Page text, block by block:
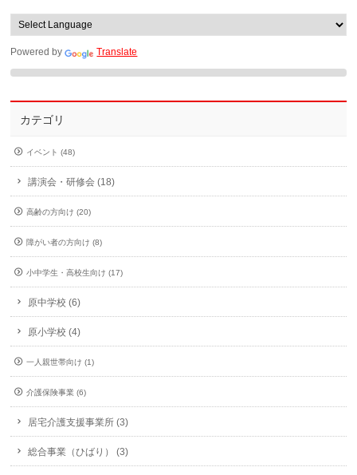
Powered by Translate
カテゴリ
イベント (48)
講演会・研修会 (18)
高齢の方向け (20)
障がい者の方向け (8)
小中学生・高校生向け (17)
原中学校 (6)
原小学校 (4)
一人親世帯向け (1)
介護保険事業 (6)
居宅介護支援事業所 (3)
総合事業（ひばり） (3)